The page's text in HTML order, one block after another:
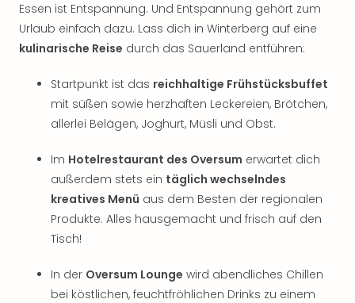
Essen ist Entspannung. Und Entspannung gehört zum
Urlaub einfach dazu. Lass dich in Winterberg auf eine
kulinarische Reise durch das Sauerland entführen:
Startpunkt ist das reichhaltige Frühstücksbuffet
mit süßen sowie herzhaften Leckereien, Brötchen,
allerlei Belägen, Joghurt, Müsli und Obst.
Im Hotelrestaurant des Oversum erwartet dich
außerdem stets ein täglich wechselndes
kreatives Menü aus dem Besten der regionalen
Produkte. Alles hausgemacht und frisch auf den
Tisch!
In der Oversum Lounge wird abendliches Chillen
bei köstlichen, feuchtfröhlichen Drinks zu einem